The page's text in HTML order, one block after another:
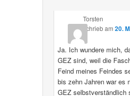
Torsten
schriebam 20.
Ja. Ich wundere mich,
GEZ sind, weil die
Feind meines Feindes
bis zehn Jahren war es
GEZ selbstverständlich